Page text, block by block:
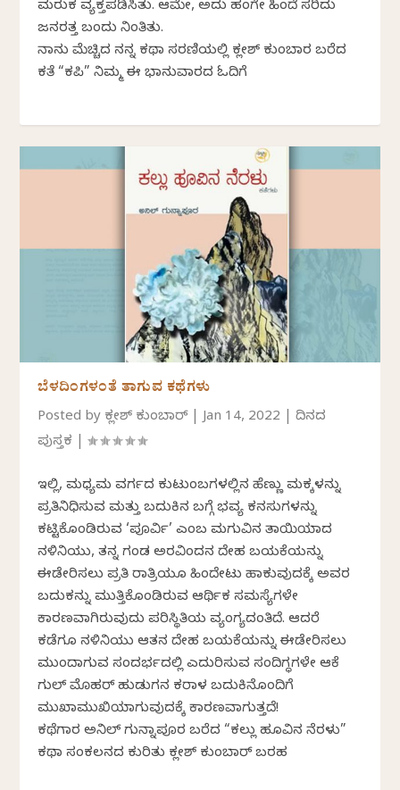
ಮರುಕ ವ್ಯಕ್ತಪಡಿಸಿತು. ಆಮೇಲೆ, ಅದು ಹಂಗೇ ಹಿಂದೆ ಸರಿದು
ಜನರತ್ತ ಬಂದು ನಿಂತಿತು.
ನಾನು ಮೆಚ್ಚಿದ ನನ್ನ ಕಥಾ ಸರಣಿಯಲ್ಲಿ ಕಲ್ಲೇಶ್‌ ಕುಂಬಾರ ಬರೆದ
ಕತೆ “ಕಪಿಲೆ” ನಿಮ್ಮ ಈ ಭಾನುವಾರದ ಓದಿಗೆ
ಬೆಳದಿಂಗಳಂತೆ ತಾಗುವ ಕಥೆಗಳು
Posted by ಕಲ್ಲೇಶ್ ಕುಂಬಾರ್|Jan 14, 2022 |ದಿನದ
ಪುಸ್ತಕ |
ಇಲ್ಲಿ, ಮಧ್ಯಮ ವರ್ಗದ ಕುಟುಂಬಗಳಲ್ಲಿನ ಹೆಣ್ಣು ಮಕ್ಕಳನ್ನು
ಪ್ರತಿನಿಧಿಸುವ ಮತ್ತು ಬದುಕಿನ ಬಗ್ಗೆ ಭವ್ಯ ಕನಸುಗಳನ್ನು
ಕಟ್ಟಿಕೊಂಡಿರುವ ‘ಪೂರ್ವಿ’ ಎಂಬ ಮಗುವಿನ ತಾಯಿಯಾದ
ನಳಿನಿಯು, ತನ್ನ ಗಂಡ ಅರವಿಂದನ ದೇಹ ಬಯಕೆಯನ್ನು
ಈಡೇರಿಸಲು ಪ್ರತಿ ರಾತ್ರಿಯೂ ಹಿಂದೇಟು ಹಾಕುವುದಕ್ಕೆ ಅವರ
ಬದುಕನ್ನು ಮುತ್ತಿಕೊಂಡಿರುವ ಆರ್ಥಿಕ ಸಮಸ್ಯೆಗಳೇ
ಕಾರಣವಾಗಿರುವುದು ಪರಿಸ್ಥಿತಿಯ ವ್ಯಂಗ್ಯದಂತಿದೆ. ಆದರೆ
ಕಡೆಗೂ ನಳಿನಿಯು ಆತನ ದೇಹ ಬಯಕೆಯನ್ನು ಈಡೇರಿಸಲು
ಮುಂದಾಗುವ ಸಂದರ್ಭದಲ್ಲಿ ಎದುರಿಸುವ ಸಂದಿಗ್ಧಗಳೇ ಆಕೆ
ಗುಲ್ ಮೊಹರ್ ಹುಡುಗನ ಕರಾಳ ಬದುಕಿನೊಂದಿಗೆ
ಮುಖಾಮುಖಿಯಾಗುವುದಕ್ಕೆ ಕಾರಣವಾಗುತ್ತದೆ!
ಕಥೆಗಾರ ಅನಿಲ್‌ ಗುನ್ನಾಪೂರ ಬರೆದ “ಕಲ್ಲು ಹೂವಿನ ನೆರಳು”
ಕಥಾ ಸಂಕಲನದ ಕುರಿತು ಕಲ್ಲೇಶ್ ಕುಂಬಾರ್ ಬರಹ